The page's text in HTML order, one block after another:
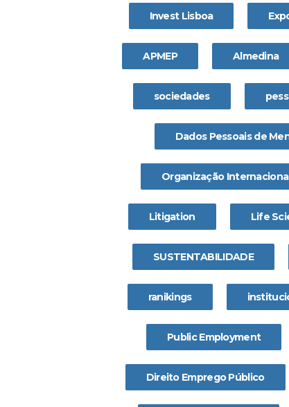
Invest Lisboa
APMEP Almedina
sociedades
Dados Pessoais de
Organização
Litigation Life
SUSTENTABILIDADE
ranikings
Public Employment
Direito Emprego Público